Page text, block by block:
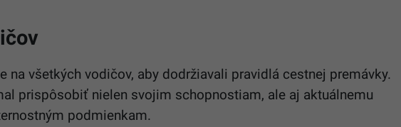
na všetkých vodičov, aby dodržiavali pravidlá cestnej premávky.
prispôsobiť nielen svojim schopnostiam, ale aj aktuálnemu
podmienkam.